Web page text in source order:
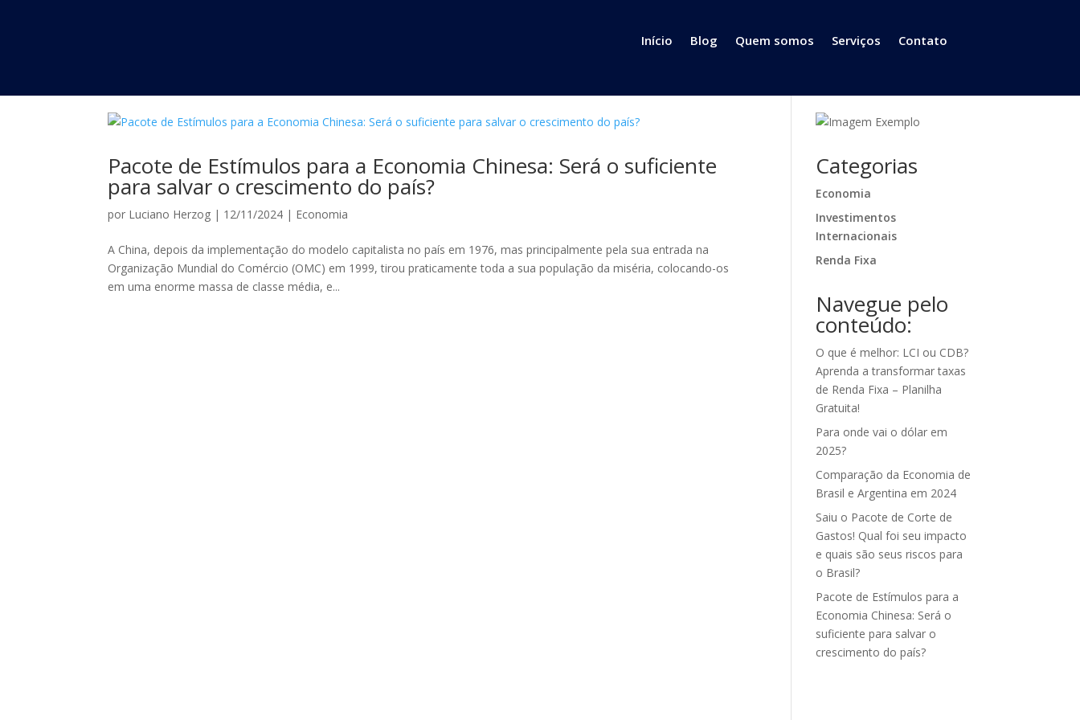
Início Blog Quem somos Serviços Contato
Pacote de Estímulos para a Economia Chinesa: Será o suficiente
para salvar o crescimento do país?
por Luciano Herzog | 12/11/2024 | Economia
A China, depois da implementação do modelo capitalista no país em 1976, mas principalmente pela sua entrada na
Organização Mundial do Comércio (OMC) em 1999, tirou praticamente toda a sua população da miséria, colocando-os
em uma enorme massa de classe média, e...
Categorias
Economia
Investimentos
Internacionais
Renda Fixa
Navegue pelo
conteúdo:
O que é melhor: LCI ou CDB?
Aprenda a transformar taxas
de Renda Fixa – Planilha
Gratuita!
Para onde vai o dólar em
2025?
Comparação da Economia de
Brasil e Argentina em 2024
Saiu o Pacote de Corte de
Gastos! Qual foi seu impacto
e quais são seus riscos para
o Brasil?
Pacote de Estímulos para a
Economia Chinesa: Será o
suficiente para salvar o
crescimento do país?